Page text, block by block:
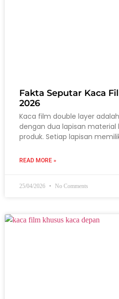
Fakta Seputar Kaca
2026
Kaca film double layer
dengan dua lapisan
produk. Setiap lapisan
READ MORE »
25/04/2026 No Comments